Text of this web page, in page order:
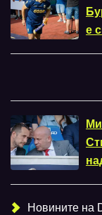
е
Новините на